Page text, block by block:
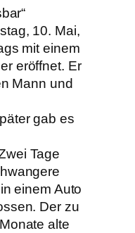
10. Mai,
mit einem
eröffnet. Er
Mann und
gab es
Tage
einem Auto
Der zu
alte